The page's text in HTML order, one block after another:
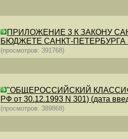
ПРИЛОЖЕНИЕ 3 К ЗАКОНУ
БЮДЖЕТЕ САНКТ-ПЕТЕРБУРГА
(просмотров: 391768)
"ОБЩЕРОССИЙСКИЙ
РФ от 30.12.1993 N 301) (дата
(просмотров: 389868)